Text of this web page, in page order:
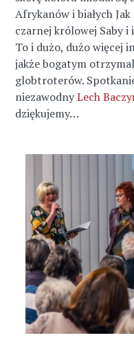
Afrykanów i białych
czarnej królowej Saby
To i dużo, dużo więcej
jakże bogatym
globtroterów.
niezawodnyLech
dziękujemy…